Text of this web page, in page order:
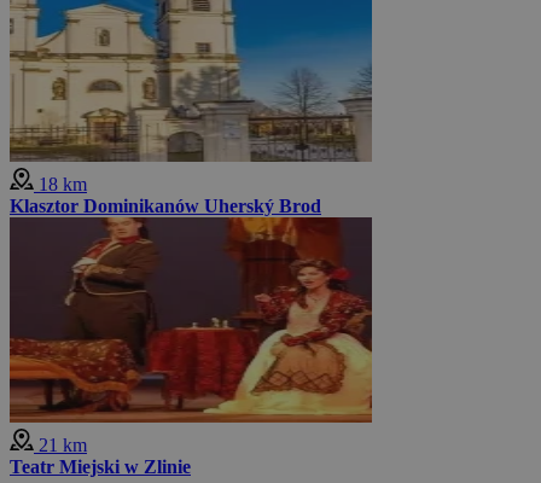
18 km
Klasztor Dominikanów Uherský Brod
21 km
Teatr Miejski w Zlinie